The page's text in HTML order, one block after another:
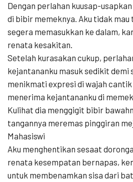
Dengan perlahan kuusap-
di bibir memeknya. Aku tidak
segera memasukkan ke dalam,
renata kesakitan.
Setelah kurasakan cukup,
kejantananku masuk sedikit demi
menikmati expresi di wajah
menerima kejantananku di
Kulihat dia menggigit bibir
tangannya meremas pinggiran
Mahasiswi
Aku menghentikan sesaat
renata kesempatan bernapas,
untuk membenamkan sisa dari